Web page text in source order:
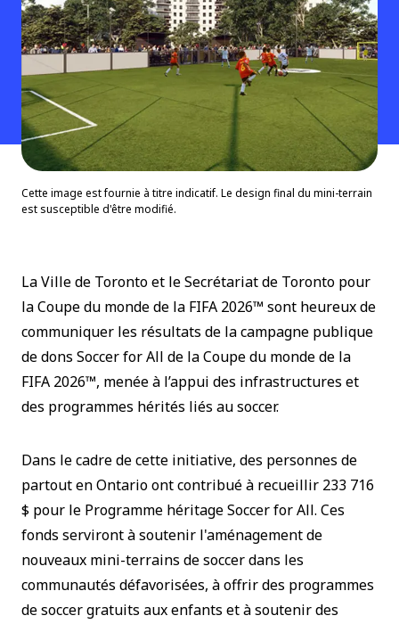
Cette image est fournie à titre indicatif. Le design final du mini-terrain
est susceptible d'être modifié.
La Ville de Toronto et le Secrétariat de Toronto pour
la Coupe du monde de la FIFA 2026™ sont heureux de
communiquer les résultats de la campagne publique
de dons Soccer for All de la Coupe du monde de la
FIFA 2026™, menée à l’appui des infrastructures et
des programmes hérités liés au soccer.
Dans le cadre de cette initiative, des personnes de
partout en Ontario ont contribué à recueillir 233 716
$ pour le Programme héritage Soccer for All. Ces
fonds serviront à soutenir l'aménagement de
nouveaux mini-terrains de soccer dans les
communautés défavorisées, à offrir des programmes
de soccer gratuits aux enfants et à soutenir des